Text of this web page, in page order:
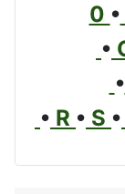
0 •
•
•
• R • S •